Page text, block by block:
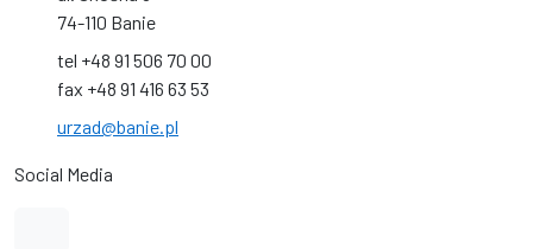
74-110 Banie
tel +48 91 506 70 00
fax +48 91 416 63 53
urzad@banie.pl
Social Media